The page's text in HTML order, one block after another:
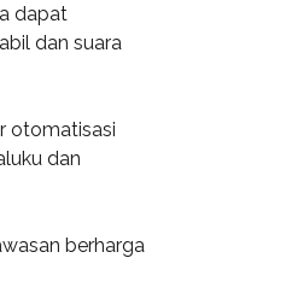
dapat
dan suara
otomatisasi
dan
berharga